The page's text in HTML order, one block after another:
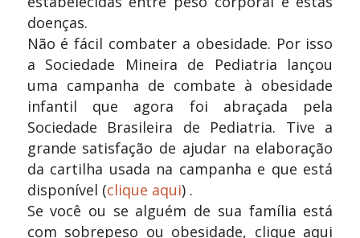
doenças.
Não é fácil combater a obesidade. Por isso
a Sociedade Mineira de Pediatria lançou
uma campanha de combate à obesidade
infantil que agora foi abraçada pela
Sociedade Brasileira de Pediatria. Tive a
grande satisfação de ajudar na elaboração
da cartilha usada na campanha e que está
disponível (clique aqui) .
Se você ou se alguém de sua família está
com sobrepeso ou obesidade, clique aqui